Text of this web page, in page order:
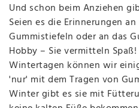
Und schon beim Anziehen
Seien es die Erinnerungen
Gummistiefeln oder an das
Hobby – Sie vermitteln
Wintertagen können wir
'nur' mit dem Tragen von
Winter gibt es sie mit